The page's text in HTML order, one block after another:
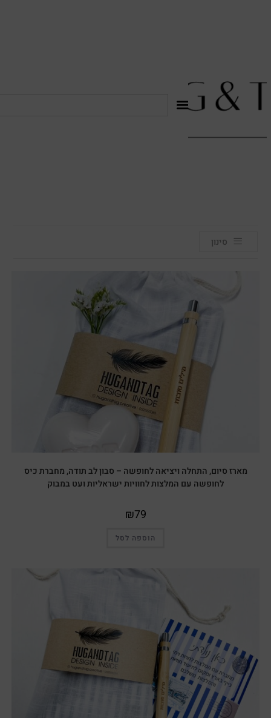
סינון
מארז סיום, התחלה ויציאה לחופשה – סבון לב תודה, מחברת כיס
לחופשה עם המלצות לחוויות ישראליות ועט במבוק
₪79
הוספה לסל